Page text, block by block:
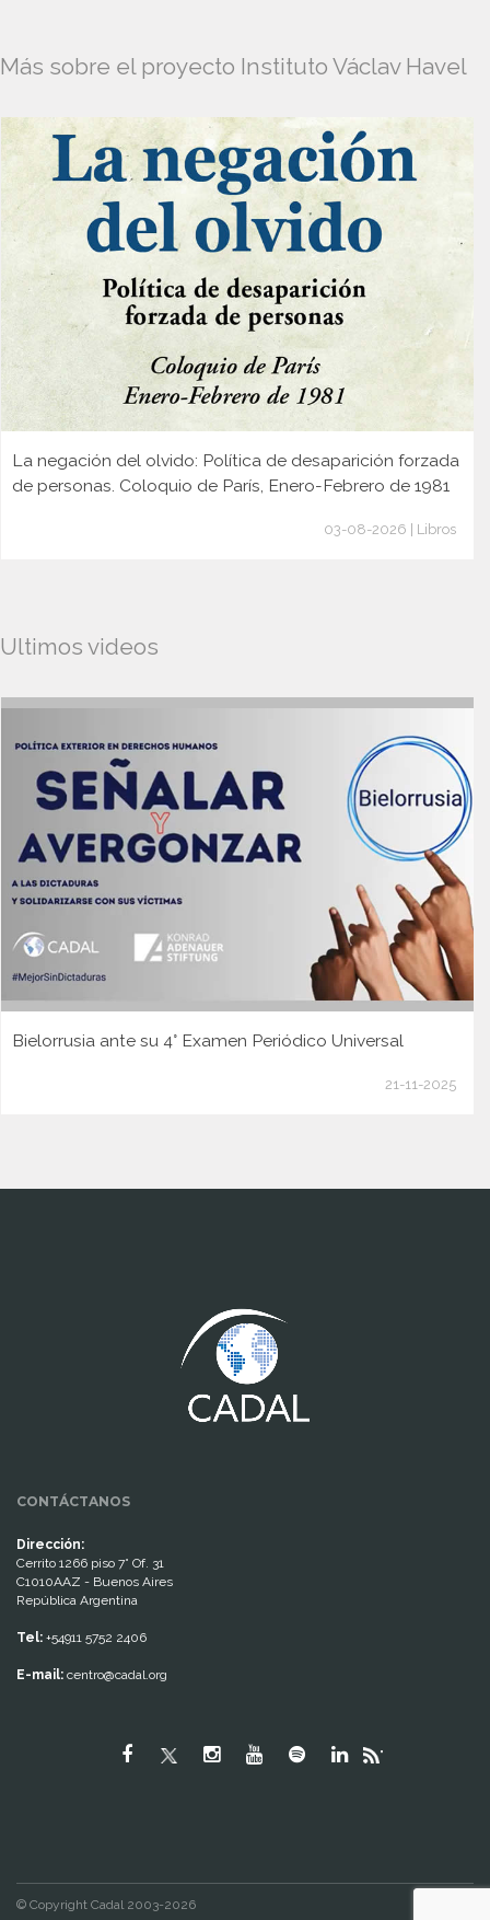
Más sobre el proyecto Instituto Václav Havel
La negación del olvido: Política de desaparición forzada
de personas. Coloquio de París, Enero-Febrero de 1981
03-08-2026 | Libros
Ultimos videos
Bielorrusia ante su 4° Examen Periódico Universal
21-11-2025
CONTÁCTANOS
Dirección:
Cerrito 1266 piso 7° Of. 31
C1010AAZ - Buenos Aires
República Argentina
Tel: +54911 5752 2406
E-mail: centro@cadal.org
"
© Copyright Cadal 2003-2026